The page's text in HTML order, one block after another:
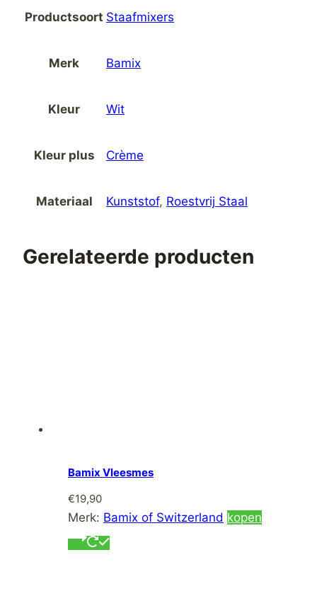
Productsoort Staafmixers
Merk Bamix
Kleur Wit
Kleur plus Crème
Materiaal Kunststof, Roestvrij Staal
Gerelateerde producten
Bamix Vleesmes
€19,90
Merk: Bamix of Switzerland kopen